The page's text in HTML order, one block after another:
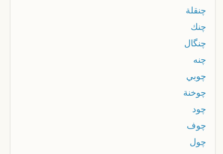
چنقلة
چنك
چنگال
چنه
چوبي
چوخنة
چود
چوف
چول